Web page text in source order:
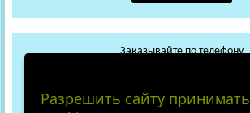
Заказывайте по телефону
+7 (919) 018-29-56
Разрешить сайту принимать